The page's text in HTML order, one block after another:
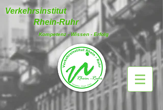
Verkehrsinstitut
Rhein-Ruhr
Kompetenz - Wissen - Erfolg